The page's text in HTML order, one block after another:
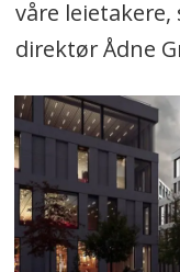
våre
direktør Ådne